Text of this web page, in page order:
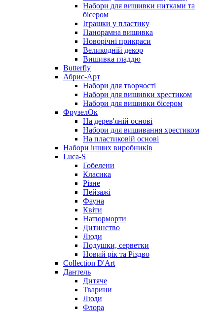
Набори для вишивки нитками та
бісером
Іграшки у пластику
Панорамна вишивка
Новорічні прикраси
Великодній декор
Вишивка гладдю
Butterfly
Абрис-Арт
Набори для творчості
Набори для вишивки хрестиком
Набори для вишивки бісером
ФрузелОк
На дерев'яній основі
Набори для вишивання хрестиком
На пластиковій основі
Набори інших виробників
Luca-S
Гобелени
Класика
Різне
Пейзажі
Фауна
Квіти
Натюрморти
Дитинство
Люди
Подушки, серветки
Новий рік та Різдво
Collection D'Art
Дантель
Дитяче
Тварини
Люди
Флора